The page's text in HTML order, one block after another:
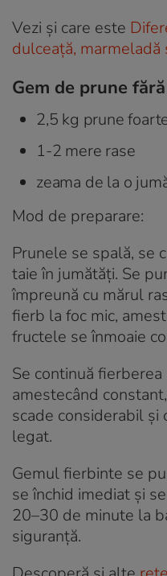
Vezi și care este
dulceață, marmeladă
Gem de prune
2,5 kg prune
1-2 mere rase
zeama de la o
Mod de preparare:
Prunele se spală, se
taie în jumătăți. Se
împreună cu mărul
fierb la foc mic,
fructele se înmoaie
Se continuă
amestecând
scade considerabil și
legat.
Gemul fierbinte se
se închid imediat și
20–30 de minute la
siguranță.